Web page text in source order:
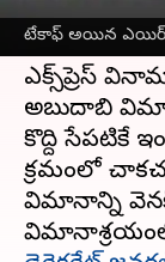
టేకాఫ్ అయిన
పైలట్
కేరళలోని
ఎక్స్‌ప్రెస్
అబుదాబి
కొద్ది సేపటికే
క్రమంలో
విమానాన్ని
విమానాశ్రయంలో